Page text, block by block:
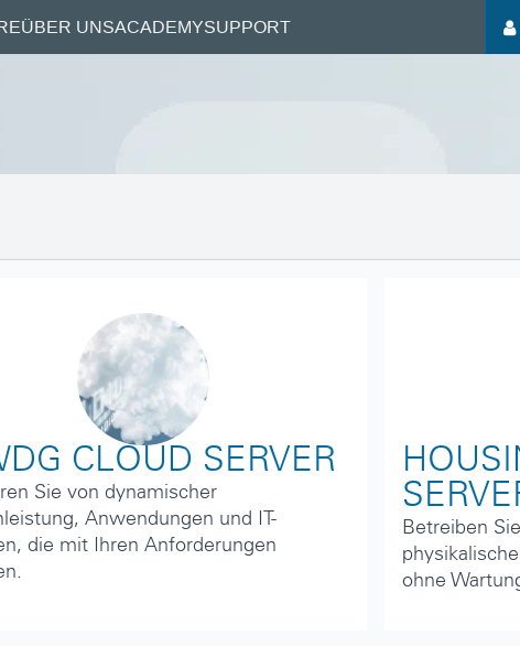
ÜBER UNSACADEMYSUPPORT
CLOUD SERVER
Sie von dynamischer
Anwendungen und IT-
die mit Ihren Anforderungen
Betreiben
ohne